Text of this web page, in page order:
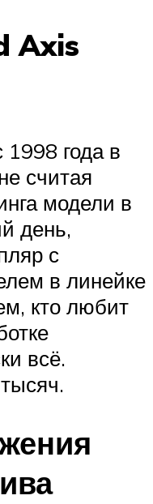
Axis
1998 года в
считая
модели в
день,
с
в линейке
кто любит
всё.